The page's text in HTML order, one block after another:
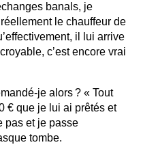
banals, je
le chauffeur de
il lui arrive
c’est encore vrai
je alors ? « Tout
€ que je lui ai prêtés et
pas et je passe
tombe.